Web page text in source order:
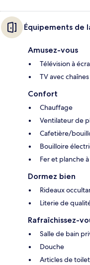
Équipements de
Amusez-vous
Télévision à
TV avec
Confort
Chauffage
Ventilateur de
Cafetière/
Bouilloire
Fer et planche
Dormez bien
Rideaux
Literie de
Rafraîchissez-
Salle de bain
Douche
Articles de